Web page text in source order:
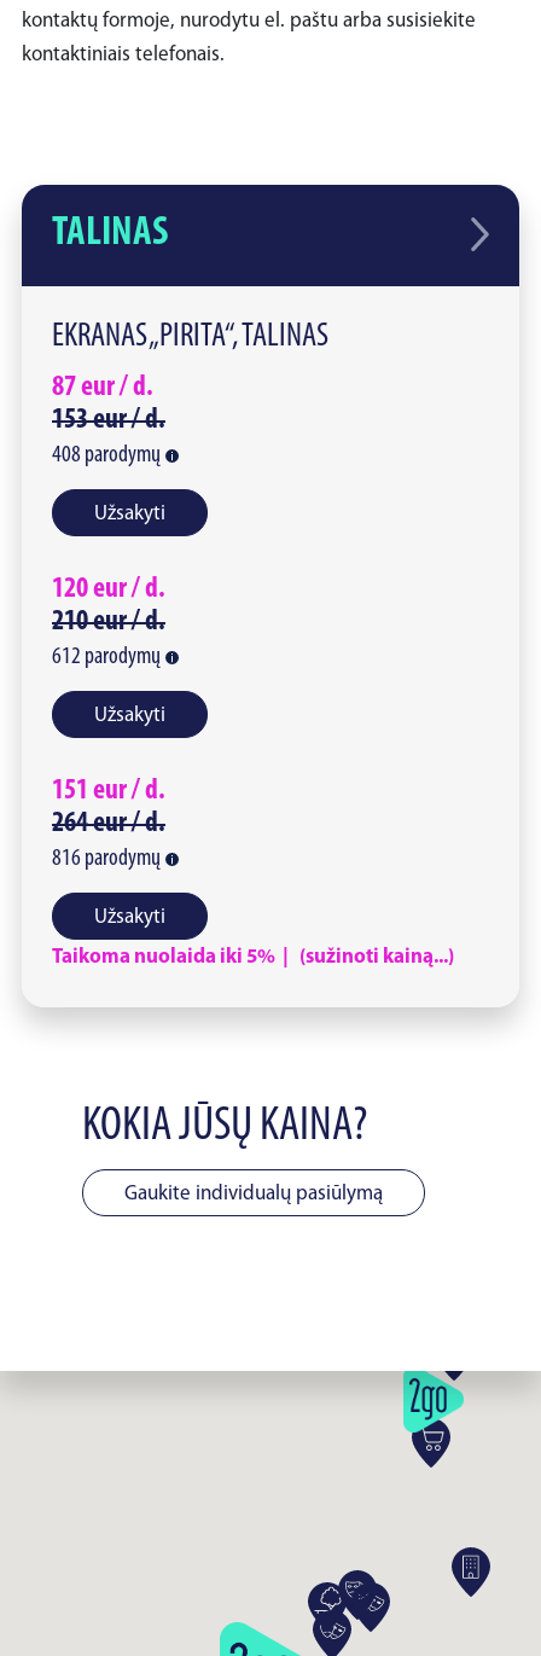
TALINAS
EKRANAS „PIRITA“, TALINAS
87eur /d.
153eur /d.
408 parodymų
Užsakyti
120eur /d.
210eur /d.
612 parodymų
Užsakyti
151 eur /d.
264eur /d.
816 parodymų
Užsakyti
Taikoma nuolaida iki 5% | (sužinoti kainą...)
KOKIA JŪSŲ KAINA?
Gaukite individualų pasiūlymą
kontaktų formoje, nurodytu el. paštu arba susisiekite
kontaktiniais telefonais.